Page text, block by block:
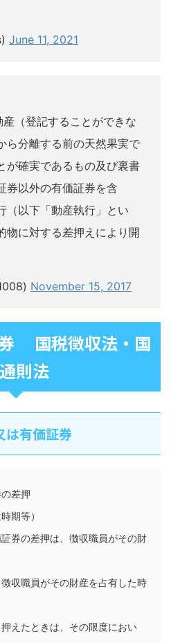
June 11, 2021
（登記することができな
ら分離する前の天然果実で
が確実であるもの及び裏書
券以外の有価証券を含
（以下「動産執行」とい
物に対する差押えにより開
November 15, 2017
国税徴収法・国
則法
有価証券
差押
期等）
券の差押は、徴収職員がその財
収職員がその財産を占有した時
えたときは、その限度におい